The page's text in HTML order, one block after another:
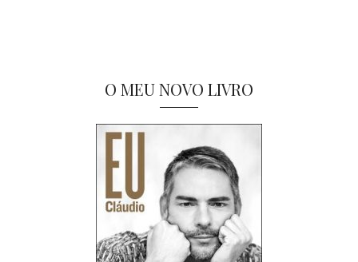
O MEU NOVO LIVRO